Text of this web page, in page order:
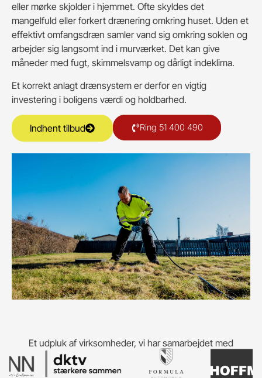
eller mørke skjolder i hjemmet. Ofte skyldes det
mangelfuld eller forkert drænering omkring huset. Uden et
effektivt omfangsdræn samler vand sig omkring soklen og
arbejder sig langsomt ind i murværket. Det kan give
måneder med fugt, skimmelsvamp og dårligt indeklima.
Et korrekt anlagt drænsystem er derfor en vigtig
investering i boligens værdi og holdbarhed.
Indhent tilbud Ring 51 400 490
Et udpluk af virksomheder, vi har samarbejdet med